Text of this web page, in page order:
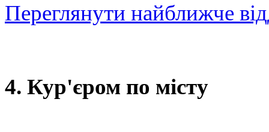
Переглянути найближче
4. Кур'єром по місту